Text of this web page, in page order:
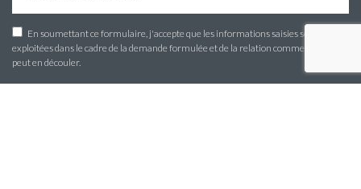
En soumettant ce formulaire, j'accepte que les informations saisies soient
exploitées dans le cadre de la demande formulée et de la relation commerciale qui
peut en découler.